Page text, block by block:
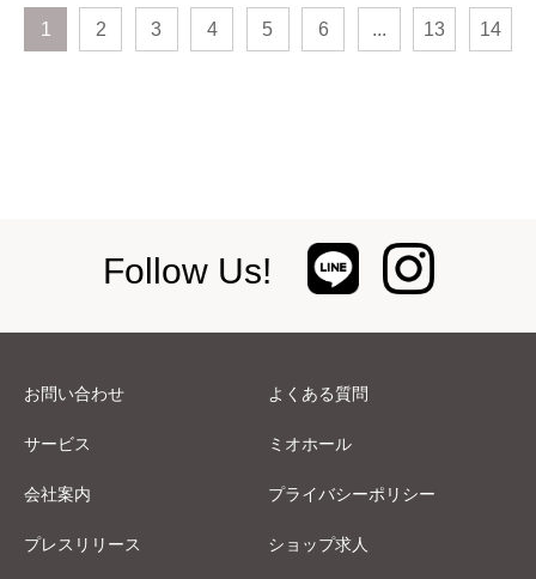
1 2 3 4 5 6 ... 13 14
Follow Us!
お問い合わせ よくある質問
サービス ミオホール
会社案内 プライバシーポリシー
プレスリリース ショップ求人